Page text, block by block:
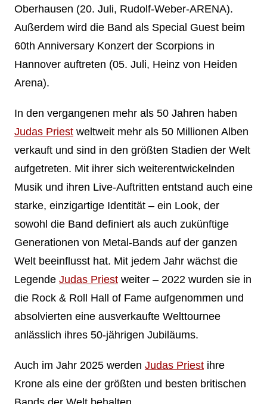
Oberhausen (20. Juli, Rudolf-Weber-ARENA).
Außerdem wird die Band als Special Guest beim
60th Anniversary Konzert der Scorpions in
Hannover auftreten (05. Juli, Heinz von Heiden
Arena).
In den vergangenen mehr als 50 Jahren haben
Judas Priestweltweit mehr als 50 Millionen Alben
verkauft und sind in den größten Stadien der Welt
aufgetreten. Mit ihrer sich weiterentwickelnden
Musik und ihren Live-Auftritten entstand auch eine
starke, einzigartige Identität – ein Look, der
sowohl die Band definiert als auch zukünftige
Generationen von Metal-Bands auf der ganzen
Welt beeinflusst hat. Mit jedem Jahr wächst die
Legende Judas Priestweiter – 2022 wurden sie in
die Rock & Roll Hall of Fame aufgenommen und
absolvierten eine ausverkaufte Welttournee
anlässlich ihres 50-jährigen Jubiläums.
Auch im Jahr 2025 werden Judas Priestihre
Krone als eine der größten und besten britischen